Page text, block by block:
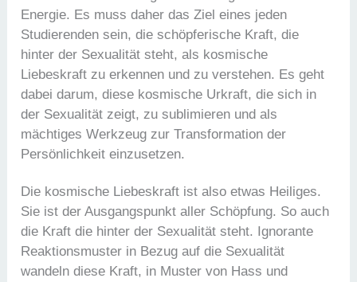
Energie. Es muss daher das Ziel eines jeden
Studierenden sein, die schöpferische Kraft, die
hinter der Sexualität steht, als kosmische
Liebeskraft zu erkennen und zu verstehen. Es geht
dabei darum, diese kosmische Urkraft, die sich in
der Sexualität zeigt, zu sublimieren und als
mächtiges Werkzeug zur Transformation der
Persönlichkeit einzusetzen.
Die kosmische Liebeskraft ist also etwas Heiliges.
Sie ist der Ausgangspunkt aller Schöpfung. So auch
die Kraft die hinter der Sexualität steht. Ignorante
Reaktionsmuster in Bezug auf die Sexualität
wandeln diese Kraft, in Muster von Hass und